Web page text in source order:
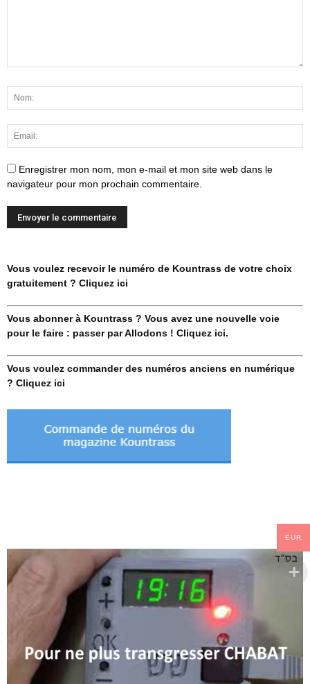
Enregistrer mon nom, mon e-mail et mon site web dans le
navigateur pour mon prochain commentaire.
Vous voulez recevoir le numéro de Kountrass de votre choix
gratuitement ? Cliquez ici
Vous abonner à Kountrass ? Vous avez une nouvelle voie
pour le faire : passer par Allodons ! Cliquez ici.
Vous voulez commander des numéros anciens en numérique
? Cliquez ici
EUR